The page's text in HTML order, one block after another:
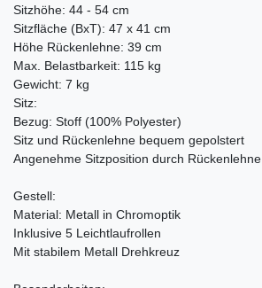
Sitzhöhe: 44 - 54 cm
Sitzfläche (BxT): 47 x 41 cm
Höhe Rückenlehne: 39 cm
Max. Belastbarkeit: 115 kg
Gewicht: 7 kg
Sitz:
Bezug: Stoff (100% Polyester)
Sitz und Rückenlehne bequem gepolstert
Angenehme Sitzposition durch Rückenlehne
Gestell:
Material: Metall in Chromoptik
Inklusive 5 Leichtlaufrollen
Mit stabilem Metall Drehkreuz